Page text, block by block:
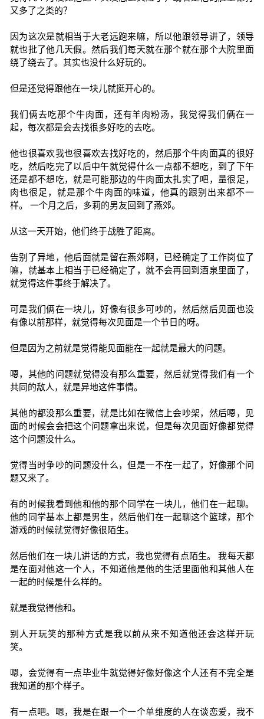
又多了之类的？
因为这次是就相当于大老远跑来嘛，所以他跟领导讲了，领导
就也批了他几天假。然后我们每天就在那个就在那个大院里面
绕了绕去了。其实也没什么好玩的。
但是还觉得跟他在一块儿就挺开心的。
我们俩去吃那个牛肉面，还有羊肉粉汤，我觉得我们俩在一
起，每次都是会去找很多好吃的去吃。
他也很喜欢我也很喜欢去找好吃的，然后那个牛肉面真的很好
吃，然后吃完了以后中午就觉得什么一点都不想吃，到了下午
还是都不想吃，就是可能那边的牛肉面太扎实了吧，量很足，
肉也很足，就是那个牛肉面的味道，他真的跟别出来都不一
样。 一个月之后，多莉的男友回到了燕郊。
从这一天开始，他们终于战胜了距离。
告别了异地，他后面就是留在燕郊啊，已经确定了工作岗位了
嘛，就基本上相当于已经确定了，就不会再回到酒泉里面了，
就觉得这件事终于解决了。
可是我们俩在一块儿，好像有很多可吵的，然后然后见面也没
有像以前那样，就觉得每次见面是一个节日的呀。
但是因为之前就是觉得能见面能在一起就是最大的问题。
嗯，其他的问题就觉得没有那么重要，然后就觉得我们有一个
共同的敌人，就是异地这件事情。
其他的都没那么重要，就是比如在微信上会吵架，然后嗯，见
面的时候会会把这个问题拿出来说，但是每次见面好像都觉得
这个问题没什么。
觉得当时争吵的问题没什么，但是一不在一起了，好像那个问
题又来了。
有的时候我看到他和他的那个同学在一块儿，他们在一起聊。
他的同学基本上都是男生，然后他们在一起聊这个篮球，那个
游戏的时候就觉得好像很陌生。
然后他们在一块儿讲话的方式，我也觉得有点陌生。 我每天都
是在面对他这一个人，不知道他是他的生活里面他和其他人在
一起的时候是什么样的。
就是我觉得他和。
别人开玩笑的那种方式是我以前从来不知道他还会这样开玩
笑。
嗯，会觉得有一点毕业牛就觉得好像好像这个人还有不完全是
我知道的那个样子。
有一点吧。嗯，我是在跟一个一个单维度的人在谈恋爱，我不